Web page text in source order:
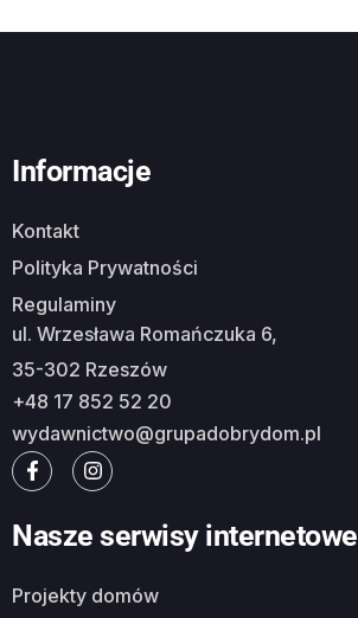
Informacje
Kontakt
Polityka Prywatności
Regulaminy
ul. Wrzesława Romańczuka 6,
35-302 Rzeszów
+48 17 852 52 20
wydawnictwo@grupadobrydom.pl
Nasze serwisy internetowe
Projekty domów